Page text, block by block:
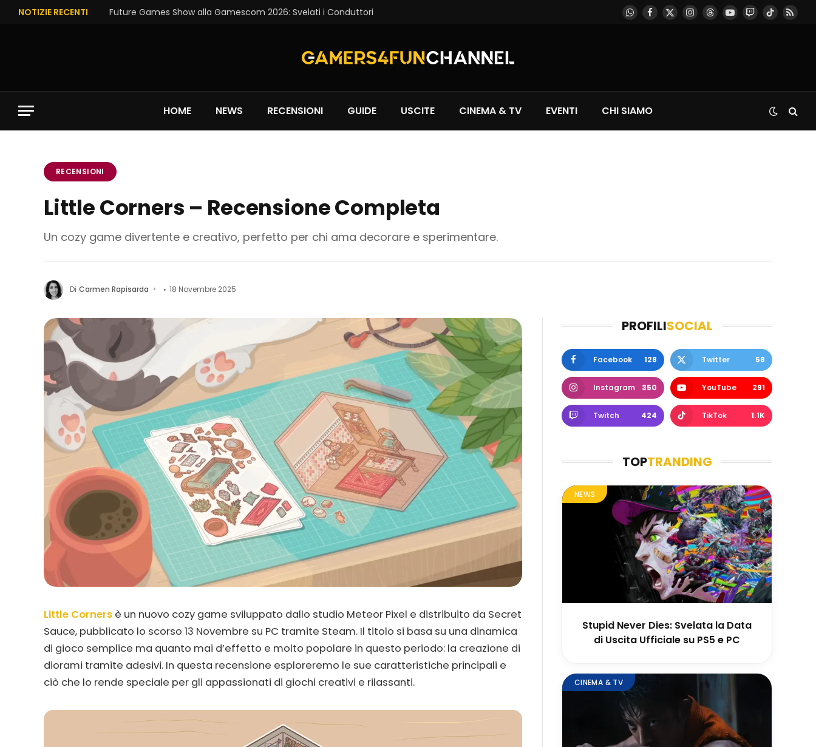
NOTIZIE RECENTI Future Games Show alla Gamescom 2026: Svelati i Conduttori WhatsApp
Facebook
X
Instagram
ThreadsYouTube
TwitchTikTok
RSS
HOME NEWS RECENSIONI GUIDE USCITE CINEMA & TV EVENTI CHI SIAMO
RECENSIONI
Little Corners – Recensione Completa
Un cozy game divertente e creativo, perfetto per chi ama decorare e sperimentare.
Di Carmen Rapisarda 18 Novembre 2025
Little Corners è un nuovo cozy game sviluppato dallo studio Meteor Pixel e distribuito da Secret
Sauce, pubblicato lo scorso 13 Novembre su PC tramite Steam. Il titolo si basa su una dinamica
di gioco semplice ma quanto mai d’effetto e molto popolare in questo periodo: la creazione di
diorami tramite adesivi. In questa recensione esploreremo le sue caratteristiche principali e
ciò che lo rende speciale per gli appassionati di giochi creativi e rilassanti.
PROFILISOCIAL
Facebook 128 Twitter 58
Instagram 350 YouTube 291
Twitch 424 TikTok 1.1K
TOPTRANDING
NEWS
Stupid Never Dies: Svelata la Data
di Uscita Ufficiale su PS5 e PC
CINEMA & TV